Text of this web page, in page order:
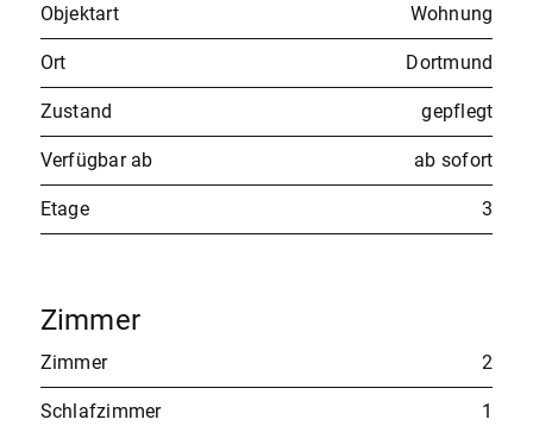
Objektart Wohnung
Ort Dortmund
Zustand gepflegt
Verfügbar ab ab sofort
Etage 3
Zimmer
Zimmer 2
Schlafzimmer 1